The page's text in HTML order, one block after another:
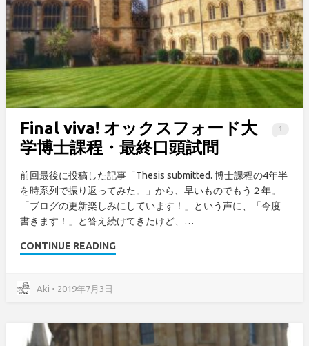
1
Final viva! オックスフォード大
学博士課程・最終口頭試問
前回最後に投稿した記事「Thesis submitted. 博士課程の4年半
を時系列で振り返ってみた。」から、早いものでもう２年。
「ブログの更新楽しみにしています！」という声に、「今度
書きます！」と答え続けてきたけど、…
CONTINUE READING
Aki • 2019年7月3日